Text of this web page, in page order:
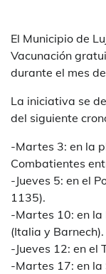
El Municipio de
Vacunación
durante el mes
La iniciativa se
del siguiente
-Martes 3: en la
Combatientes
-Jueves 5: en el
1135).
-Martes 10: en la
(Italia y Barnech).
-Jueves 12: en el
-Martes 17: en la